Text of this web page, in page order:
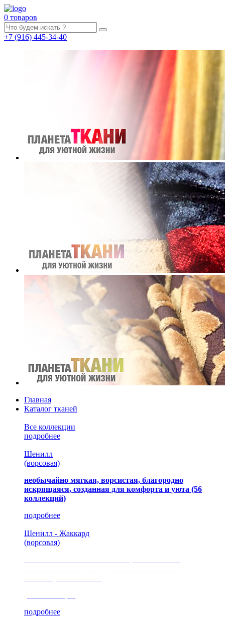
0 товаров
+7 (916) 445-34-40
Главная
Каталог тканей
Все коллекции
подробнее
Шенилл
(ворсовая)
необычайно мягкая, ворсистая, благородно
искрящаяся, созданная для комфорта и уюта (56
коллекций)
подробнее
Шенилл - Жаккард
(ворсовая)
подробнее